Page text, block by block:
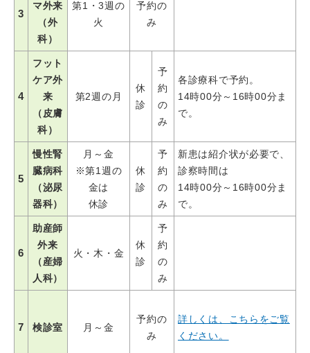
3
マ外来
（外
科）
第1・3週の
火
予約の
み
4
フット
ケア外
来
（皮膚
科）
第2週の月
休
診
予
約
の
み
各診療科で予約。
14時00分～16時00分ま
で。
5
慢性腎
臓病科
（泌尿
器科）
月～金
※第1週の
金は
休診
休
診
予
約
の
み
新患は紹介状が必要で、
診察時間は
14時00分～16時00分ま
で。
6
助産師
外来
（産婦
人科）
火・木・金
休
診
予
約
の
み
7 検診室 月～金
予約の
み
詳しくは、こちらをご覧
ください。